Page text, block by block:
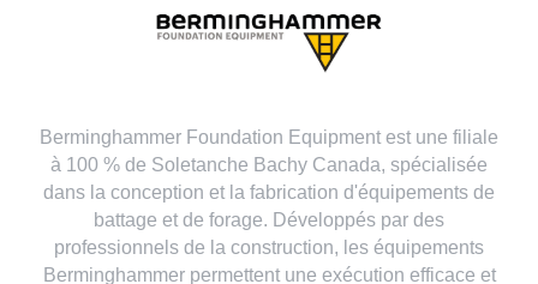
Berminghammer Foundation Equipment est une filiale
à 100 % de Soletanche Bachy Canada, spécialisée
dans la conception et la fabrication d'équipements de
battage et de forage. Développés par des
professionnels de la construction, les équipements
Berminghammer permettent une exécution efficace et